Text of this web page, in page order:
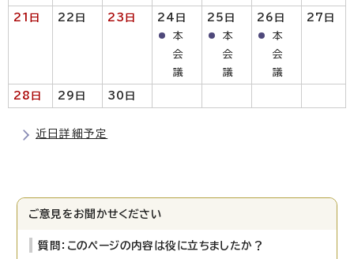
21日 22日 23日
24日
本
会
議
25日
本
会
議
26日
本
会
議
27日
28日 29日 30日
近日詳細予定
ご意見をお聞かせください
質問：このページの内容は役に立ちましたか？